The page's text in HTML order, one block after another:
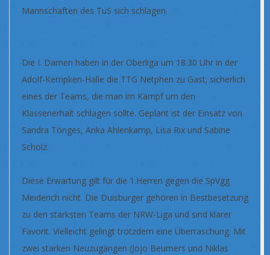
Mannschaften des TuS sich schlagen.
Die I. Damen haben in der Oberliga um 18.30 Uhr in der
Adolf-Kempken-Halle die TTG Netphen zu Gast; sicherlich
eines der Teams, die man im Kampf um den
Klassenerhalt schlagen sollte. Geplant ist der Einsatz von
Sandra Tönges, Anka Ahlenkamp, Lisa Rix und Sabine
Scholz.
Diese Erwartung gilt für die 1.Herren gegen die SpVgg
Meiderich nicht. Die Duisburger gehören in Bestbesetzung
zu den stärksten Teams der NRW-Liga und sind klarer
Favorit. Vielleicht gelingt trotzdem eine Überraschung. Mit
zwei starken Neuzugängen (Jojo Beumers und Niklas